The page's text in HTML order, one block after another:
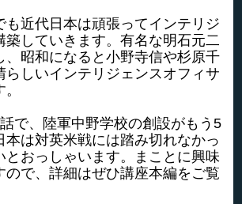
も近代日本は頑張ってインテリジ
築していきます。有名な明石元二
、昭和になると小野寺信や杉原千
らしいインテリジェンスオフィサ
で、陸軍中野学校の創設がもう5
本は対英米戦には踏み切れなかっ
とおっしゃいます。まことに興味
ので、詳細はぜひ講座本編をご覧